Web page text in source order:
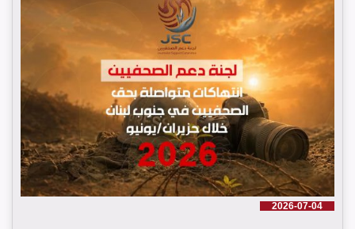
2026-07-04